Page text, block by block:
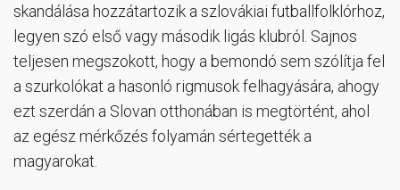
skandálása hozzátartozik a szlovákiai futballfolklórhoz,
legyen szó első vagy második ligás klubról. Sajnos
teljesen megszokott, hogy a bemondó sem szólítja fel
a szurkolókat a hasonló rigmusok felhagyására, ahogy
ezt szerdán a Slovan otthonában is megtörtént, ahol
az egész mérkőzés folyamán sértegették a
magyarokat.